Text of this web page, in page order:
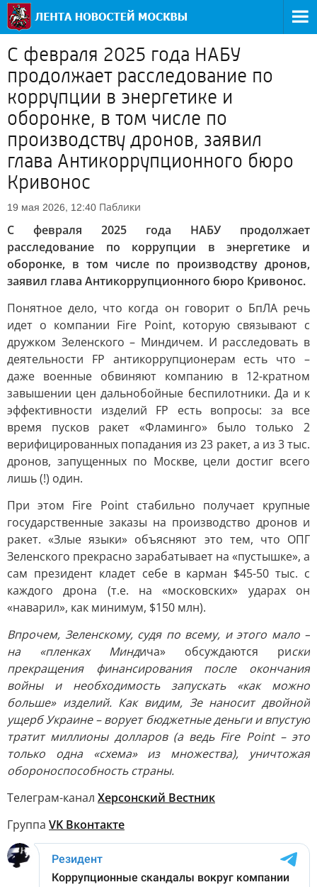
С февраля 2025 года НАБУ
продолжает расследование по
коррупции в энергетике и
оборонке, в том числе по
производству дронов, заявил
глава Антикоррупционного бюро
Кривонос
19 мая 2026, 12:40 Паблики
С февраля 2025 года НАБУ продолжает
расследование по коррупции в энергетике и
оборонке, в том числе по производству дронов,
заявил глава Антикоррупционного бюро Кривонос.
Понятное дело, что когда он говорит о БпЛА речь
идет о компании Fire Point, которую связывают с
дружком Зеленского – Миндичем. И расследовать в
деятельности FP антикоррупционерам есть что –
даже военные обвиняют компанию в 12-кратном
завышении цен дальнобойные беспилотники. Да и к
эффективности изделий FP есть вопросы: за все
время пусков ракет «Фламинго» было только 2
верифицированных попадания из 23 ракет, а из 3 тыс.
дронов, запущенных по Москве, цели достиг всего
лишь (!) один.
При этом Fire Point стабильно получает крупные
государственные заказы на производство дронов и
ракет. «Злые языки» объясняют это тем, что ОПГ
Зеленского прекрасно зарабатывает на «пустышке», а
сам президент кладет себе в карман $45-50 тыс. с
каждого дрона (т.е. на «московских» ударах он
«наварил», как минимум, $150 млн).
Впрочем, Зеленскому, судя по всему, и этого мало –
на «пленках Миндича» обсуждаются риски
прекращения финансирования после окончания
войны и необходимость запускать «как можно
больше» изделий. Как видим, Зе наносит двойной
ущерб Украине – ворует бюджетные деньги и впустую
тратит миллионы долларов (а ведь Fire Point – это
только одна «схема» из множества), уничтожая
обороноспособность страны.
Телеграм-канал Херсонский Вестник
Группа VK Вконтакте